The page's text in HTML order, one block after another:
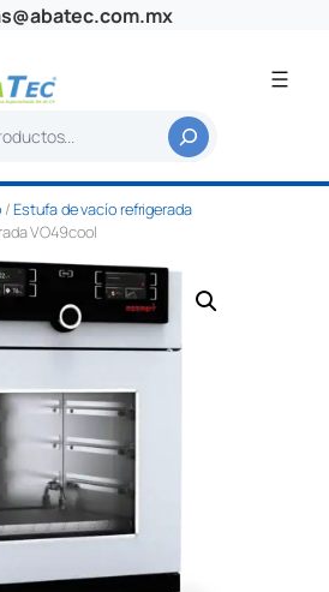
/Estufa de vacío refrigerada
VO49cool